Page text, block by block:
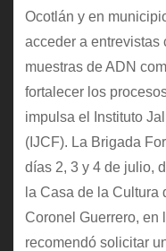
Ocotlán y en
acceder a entrevistas
muestras de ADN
fortalecer los
impulsa el Instituto
(IJCF). La Brigada
días 2, 3 y 4 de julio,
la Casa de la Cultura
Coronel Guerrero, en
recomendó solicitar